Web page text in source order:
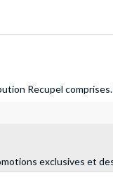
Recupel
exclusives et